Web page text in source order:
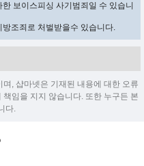
보이스피싱 사기범죄일 수 있습니
조죄로 처벌받을수 있습니다.
, 샵마넷은 기재된 내용에 대한 오류
임을 지지 않습니다. 또한 누구든 본
다.